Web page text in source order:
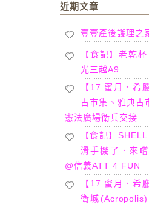
近期文章
壹壹產後護理之
【食記】老乾
光三越A9
【17 蜜月．希
古市集、雅典古
憲法廣場衛兵交接
【食記】
滑手機了．來
@信義ATT 4 FUN
【17 蜜月．希
衛城